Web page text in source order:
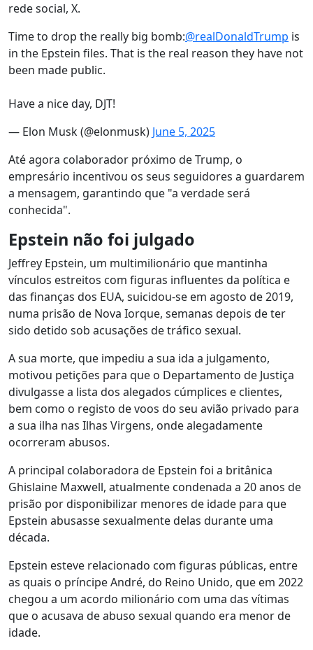
rede social, X.
Time to drop the really big bomb:@realDonaldTrump is
in the Epstein files. That is the real reason they have not
been made public.
Have a nice day, DJT!
— Elon Musk (@elonmusk) June 5, 2025
Até agora colaborador próximo de Trump, o
empresário incentivou os seus seguidores a guardarem
a mensagem, garantindo que "a verdade será
conhecida".
Epstein não foi julgado
Jeffrey Epstein, um multimilionário que mantinha
vínculos estreitos com figuras influentes da política e
das finanças dos EUA, suicidou-se em agosto de 2019,
numa prisão de Nova Iorque, semanas depois de ter
sido detido sob acusações de tráfico sexual.
A sua morte, que impediu a sua ida a julgamento,
motivou petições para que o Departamento de Justiça
divulgasse a lista dos alegados cúmplices e clientes,
bem como o registo de voos do seu avião privado para
a sua ilha nas Ilhas Virgens, onde alegadamente
ocorreram abusos.
A principal colaboradora de Epstein foi a britânica
Ghislaine Maxwell, atualmente condenada a 20 anos de
prisão por disponibilizar menores de idade para que
Epstein abusasse sexualmente delas durante uma
década.
Epstein esteve relacionado com figuras públicas, entre
as quais o príncipe André, do Reino Unido, que em 2022
chegou a um acordo milionário com uma das vítimas
que o acusava de abuso sexual quando era menor de
idade.